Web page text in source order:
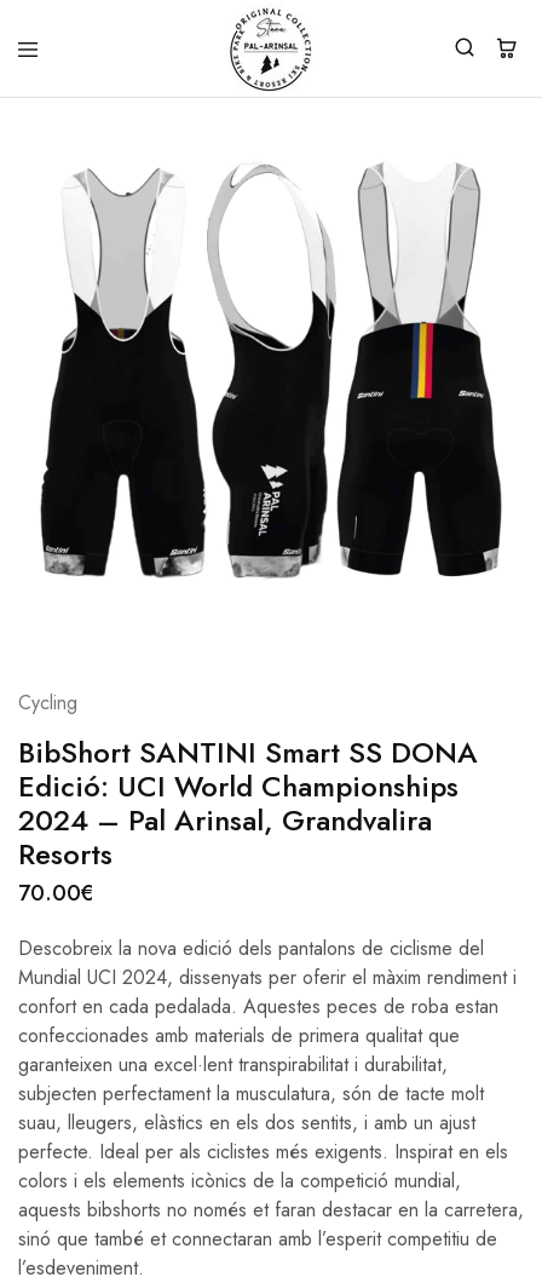
Cycling
BibShort SANTINI Smart SS DONA
Edició: UCI World Championships
2024 – Pal Arinsal, Grandvalira
Resorts
70.00€
Descobreix la nova edició dels pantalons de ciclisme del
Mundial UCI 2024, dissenyats per oferir el màxim rendiment i
confort en cada pedalada. Aquestes peces de roba estan
confeccionades amb materials de primera qualitat que
garanteixen una excel·lent transpirabilitat i durabilitat,
subjecten perfectament la musculatura, són de tacte molt
suau, lleugers, elàstics en els dos sentits, i amb un ajust
perfecte. Ideal per als ciclistes més exigents. Inspirat en els
colors i els elements icònics de la competició mundial,
aquests bibshorts no només et faran destacar en la carretera,
sinó que també et connectaran amb l’esperit competitiu de
l’esdeveniment.